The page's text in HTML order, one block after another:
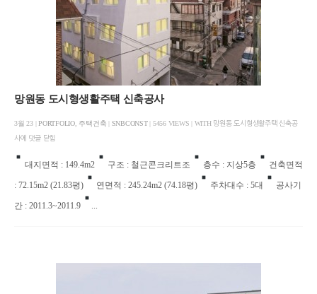
망원동 도시형생활주택 신축공사
3월 23 | PORTFOLIO, 주택건축 SNBCONST| 5456 VIEWS | WITH 망원동 도시형생활주택 신축공
사에 댓글 닫힘
대지면적 : 149.4m2 구조 : 철근콘크리트조 층수 : 지상5층 건축면적
: 72.15m2 (21.83평) 연면적 : 245.24m2 (74.18평) 주차대수 : 5대 공사기
간 : 2011.3~2011.9